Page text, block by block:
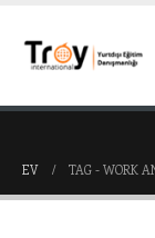
EV TAG - WORK